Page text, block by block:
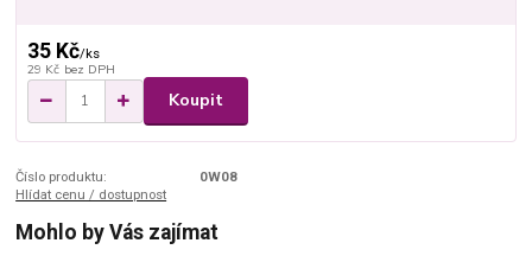
35 Kč/ks
29 Kč bez DPH
Koupit
Číslo produktu:
0W08
Hlídat cenu / dostupnost
Mohlo by Vás zajímat